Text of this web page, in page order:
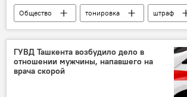
Общество тонировка
штраф
Законопроект
законодательство
Политика
ГУВД Ташкента возбудило дело в
отношении мужчины, напавшего на
врача скорой